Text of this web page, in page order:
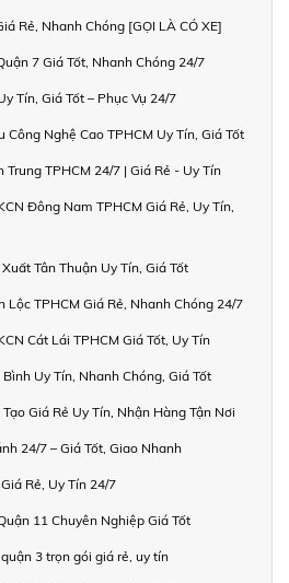
Rẻ, Nhanh Chóng [GỌI LÀ CÓ XE]
7 Giá Tốt, Nhanh Chóng 24/7
Tín, Giá Tốt – Phục Vụ 24/7
Công Nghệ Cao TPHCM Uy Tín, Giá Tốt
Trung TPHCM 24/7 | Giá Rẻ - Uy Tín
Đông Nam TPHCM Giá Rẻ, Uy Tín,
Tân Thuận Uy Tín, Giá Tốt
Lộc TPHCM Giá Rẻ, Nhanh Chóng 24/7
Cát Lái TPHCM Giá Tốt, Uy Tín
Uy Tín, Nhanh Chóng, Giá Tốt
Giá Rẻ Uy Tín, Nhận Hàng Tận Nơi
24/7 – Giá Tốt, Giao Nhanh
Rẻ, Uy Tín 24/7
11 Chuyên Nghiệp Giá Tốt
3 trọn gói giá rẻ, uy tín